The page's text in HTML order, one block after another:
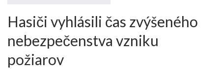
Hasiči vyhlásili čas zvýšeného
nebezpečenstva vzniku
požiarov